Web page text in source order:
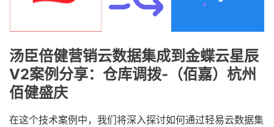
汤臣倍健营销云数据集成到金蝶云星辰
V2案例分享：仓库调拨-（佰嘉）杭州
佰健盛庆
在这个技术案例中，我们将深入探讨如何通过轻易云数据集